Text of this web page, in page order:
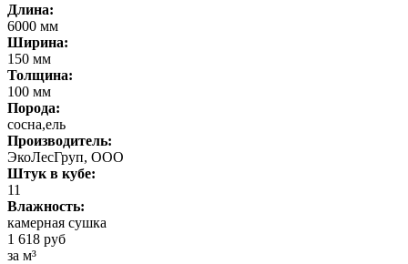
Длина:
6000 мм
Ширина:
150 мм
Толщина:
100 мм
Порода:
сосна,ель
Производитель:
ЭкоЛесГруп, ООО
Штук в кубе:
11
Влажность:
камерная сушка
1 618 руб
за м³